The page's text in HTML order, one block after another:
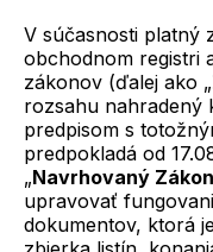
Novelizácia
V súčasnosti platný
obchodnom registri
zákonov (ďalej ako „
rozsahu nahradený
predpisom s
predpokladá od
„Navrhovaný Zákon
upravovať
dokumentov, ktorá